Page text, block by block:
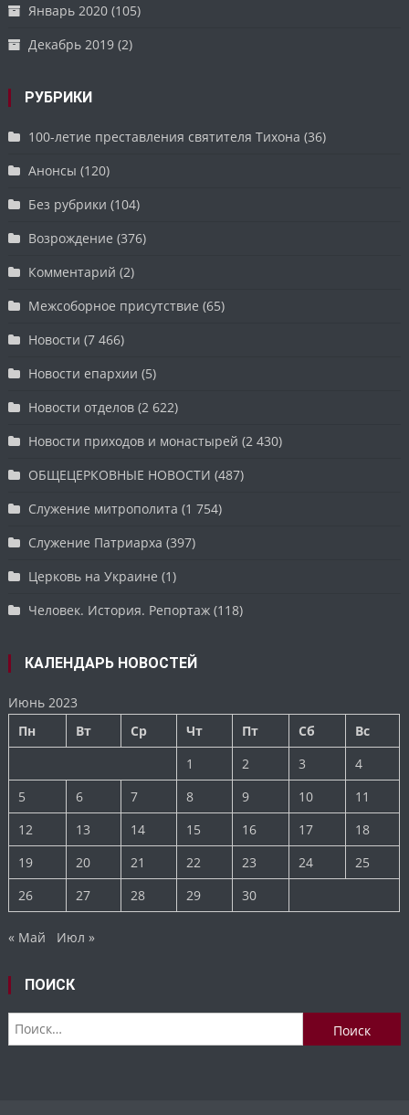
Январь 2020 (105)
Декабрь 2019 (2)
РУБРИКИ
100-летие преставления святителя Тихона (36)
Анонсы (120)
Без рубрики (104)
Возрождение (376)
Комментарий (2)
Межсоборное присутствие (65)
Новости (7 466)
Новости епархии (5)
Новости отделов (2 622)
Новости приходов и монастырей (2 430)
ОБЩЕЦЕРКОВНЫЕ НОВОСТИ (487)
Служение митрополита (1 754)
Служение Патриарха (397)
Церковь на Украине (1)
Человек. История. Репортаж (118)
КАЛЕНДАРЬ НОВОСТЕЙ
Июнь 2023
Пн
Вт Ср Чт Пт Сб
Вс
1
2 3
4
5
6 7 8 9 10
11
12
13 14 15 16 17
18
19
20 21 22 23 24
25
26
27 28 29 30
« Май Июл »
ПОИСК
Найти: